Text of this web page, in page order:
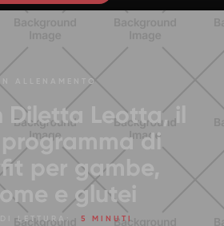
ALLENAMENTO
Diletta Leotta, il
di
per gambe,
e glutei
DI LETTURA: 5 MINUTI